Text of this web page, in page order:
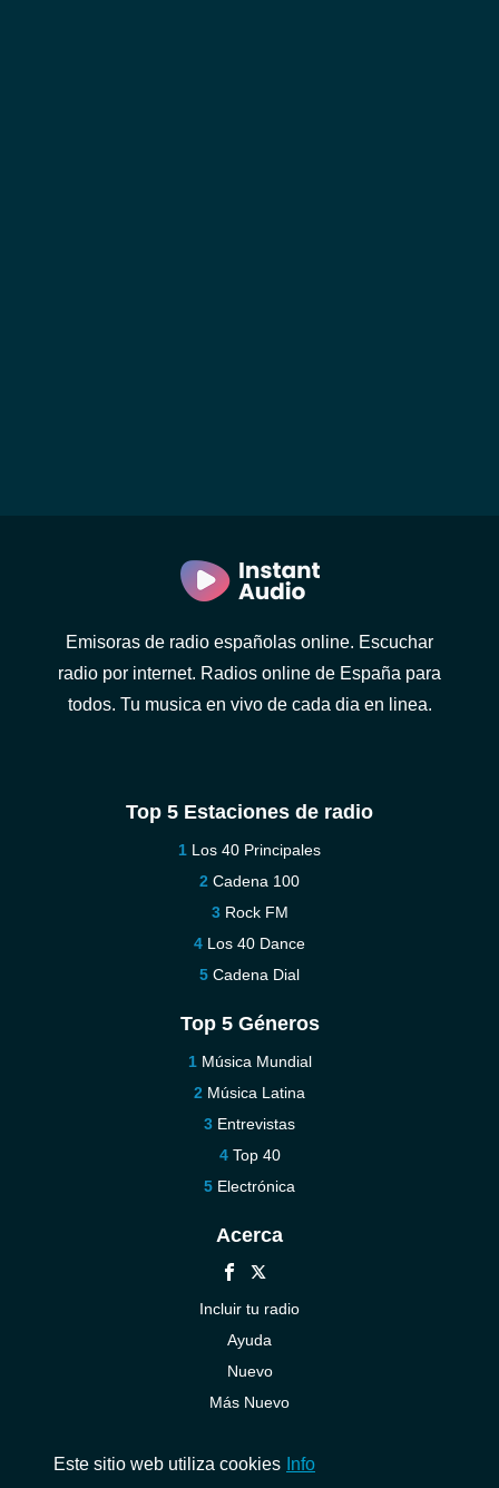
Emisoras de radio españolas online. Escuchar
radio por internet. Radios online de España para
todos. Tu musica en vivo de cada dia en linea.
Top 5 Estaciones de radio
Los 40 Principales
Cadena 100
Rock FM
Los 40 Dance
Cadena Dial
Top 5 Géneros
Música Mundial
Música Latina
Entrevistas
Top 40
Electrónica
Acerca
Incluir tu radio
Ayuda
Nuevo
Más Nuevo
Este sitio web utiliza cookies Info